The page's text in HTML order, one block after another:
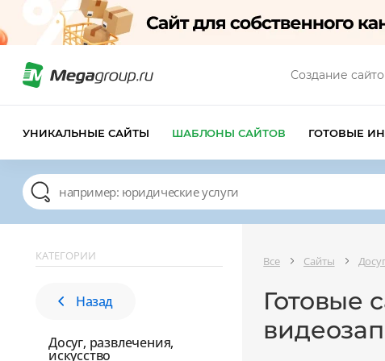
Создание
УНИКАЛЬНЫЕ САЙТЫ ШАБЛОНЫ САЙТОВ ГОТОВЫЕ
КАТЕГОРИИ
Назад
Досуг, развлечения,
искусство
Все Сайты
Готовые